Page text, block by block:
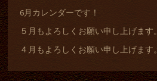
6月カレンダーです！
５月もよろしくお願い申し上げます。
４月もよろしくお願い申し上げます。